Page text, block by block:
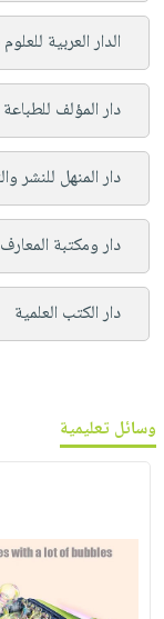
الدار العربية
دار المؤلف
دار المنهل للنشر
دار ومكتبة المعارف
دار الكتب العلمية
وسائل تعليمية